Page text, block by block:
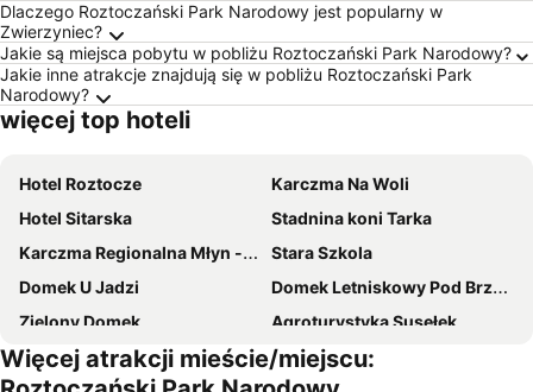
Dlaczego Roztoczański Park Narodowy jest popularny w
Zwierzyniec?
Jakie są miejsca pobytu w pobliżu Roztoczański Park Narodowy?
Jakie inne atrakcje znajdują się w pobliżu Roztoczański Park
Narodowy?
więcej top hoteli
Hotel Roztocze
Karczma Na Woli
Hotel Sitarska
Stadnina koni Tarka
Karczma Regionalna Młyn -pokoje gościne
Stara Szkola
Domek U Jadzi
Domek Letniskowy Pod Brzozami
Zielony Domek
Agroturystyka Susełek
Więcej atrakcji mieście/miejscu: